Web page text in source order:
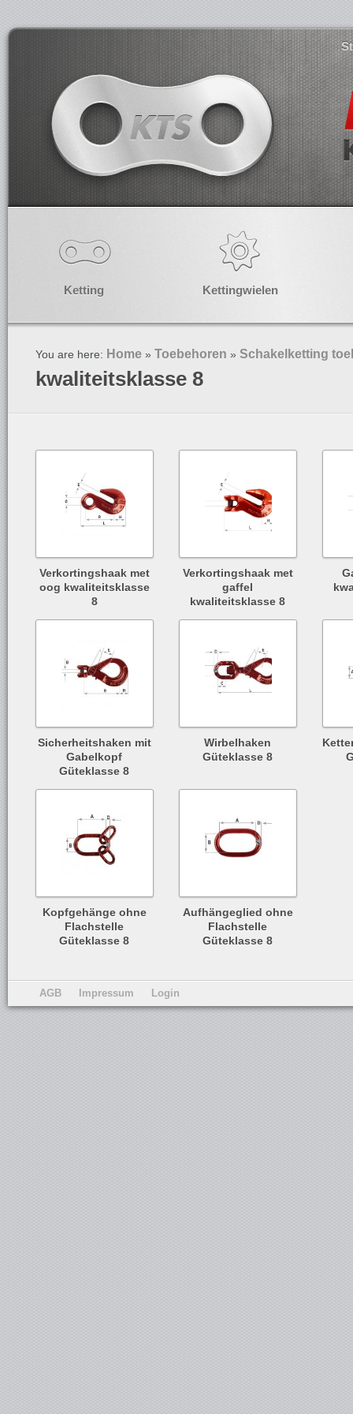
Ketting Kettingwielen
You are here: Home » Toebehoren » Schakelketting
kwaliteitsklasse 8
Verkortingshaak met
oog kwaliteitsklasse
8
Verkortingshaak met
gaffel
kwaliteitsklasse 8
Sicherheitshaken mit
Gabelkopf
Güteklasse 8
Wirbelhaken
Güteklasse 8
Kopfgehänge ohne
Flachstelle
Güteklasse 8
Aufhängeglied ohne
Flachstelle
Güteklasse 8
AGB Impressum Login